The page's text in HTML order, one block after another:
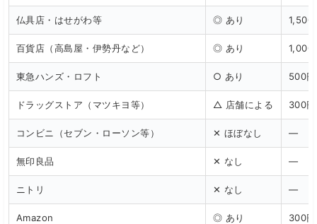
仏具店・はせがわ等 ◎ あり 1,500
百貨店（高島屋・伊勢丹など） ◎ あり 1,000
東急ハンズ・ロフト ○ あり 500
ドラッグストア（マツキヨ等） △ 店舗による 300
コンビニ（セブン・ローソン等） ✕ ほぼなし —
無印良品 ✕ なし —
ニトリ ✕ なし —
Amazon ◎ あり 300